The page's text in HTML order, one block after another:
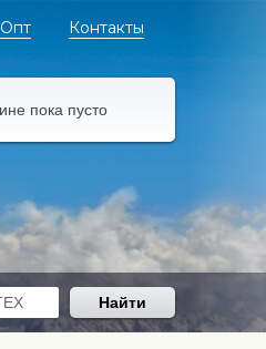
Опт Контакты
пока пусто
Найти